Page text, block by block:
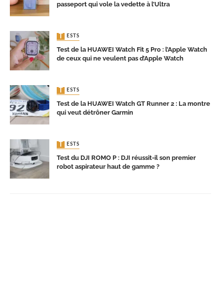
passeport qui vole la vedette à l’Ultra
TESTS
Test de la HUAWEI Watch Fit 5 Pro : l’Apple Watch
de ceux qui ne veulent pas d’Apple Watch
TESTS
Test de la HUAWEI Watch GT Runner 2 : La montre
qui veut détrôner Garmin
TESTS
Test du DJI ROMO P : DJI réussit-il son premier
robot aspirateur haut de gamme ?